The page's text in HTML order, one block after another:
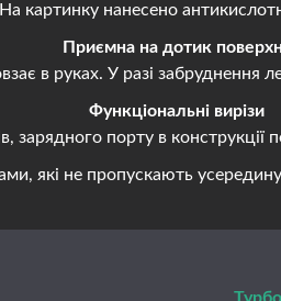
нанесено
Приємна на дотик
в руках. У разі забруднення
Функціональні вирізи
порту в конструкції
не пропускають усередину